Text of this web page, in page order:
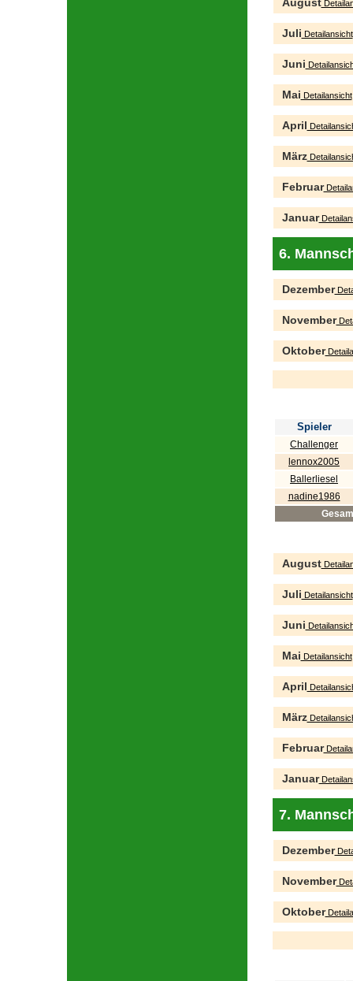
Juli Detailansicht
Juni
Mai Detailansicht
April
März
Februar
Januar
6.
Dezember
November
Oktober
Spieler
Challenger
lennox2005
Ballerliesel
nadine1986
August
Juli Detailansicht
Juni
Mai Detailansicht
April
März
Februar
Januar
7.
Dezember
November
Oktober